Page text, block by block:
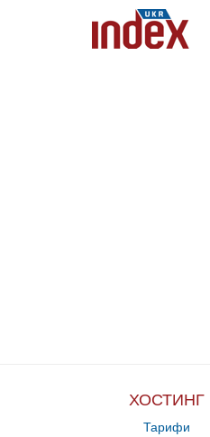
ХОСТИНГ
Тарифи